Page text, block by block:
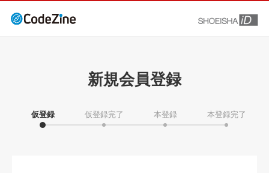
新規会員登録
仮登録 仮登録完了 本登録 本登録完了